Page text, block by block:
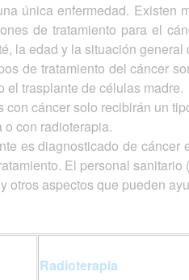
única enfermedad. Existen
de tratamiento para el
la edad y la situación
de tratamiento del cáncer
el trasplante de células madre.
con cáncer solo recibirán un
con radioterapia.
es diagnosticado de
El personal
otros aspectos que pueden
Radioterapia